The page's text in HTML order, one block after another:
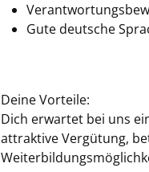
Gute deutsche
Deine Vorteile:
Dich erwartet bei uns
attraktive Vergütung,